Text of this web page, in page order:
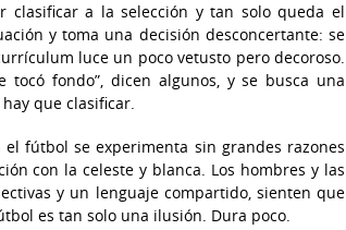
clasificar a la selección y tan solo queda el
y toma una decisión desconcertante: se
luce un poco vetusto pero decoroso.
tocó fondo”, dicen algunos, y se busca una
que clasificar.
fútbol se experimenta sin grandes razones
con la celeste y blanca. Los hombres y las
y un lenguaje compartido, sienten que
es tan solo una ilusión. Dura poco.